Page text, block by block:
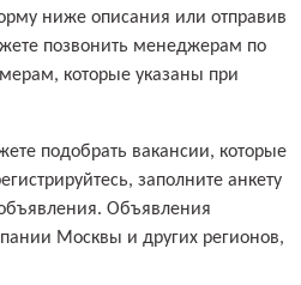
ниже описания или отправив
позвонить менеджерам по
которые указаны при
подобрать вакансии, которые
заполните анкету
Объявления
Москвы и других регионов,